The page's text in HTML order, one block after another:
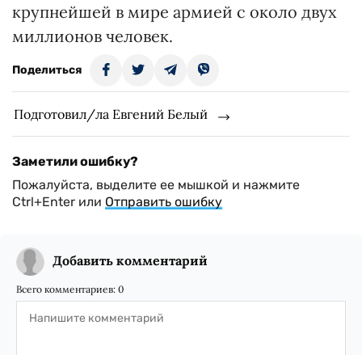
крупнейшей в мире армией с около двух
миллионов человек.
Поделиться
Подготовил/ла Евгений Белый
Заметили ошибку?
Пожалуйста, выделите ее мышкой и нажмите
Ctrl+Enter или Отправить ошибку
Добавить комментарий
Всего комментариев: 0